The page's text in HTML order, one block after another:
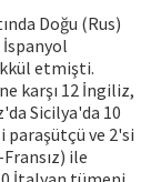
Doğu (Rus)
İspanyol
etmişti.
karşı 12 İngiliz,
Sicilya'da 10
paraşütçü ve 2'si
ile